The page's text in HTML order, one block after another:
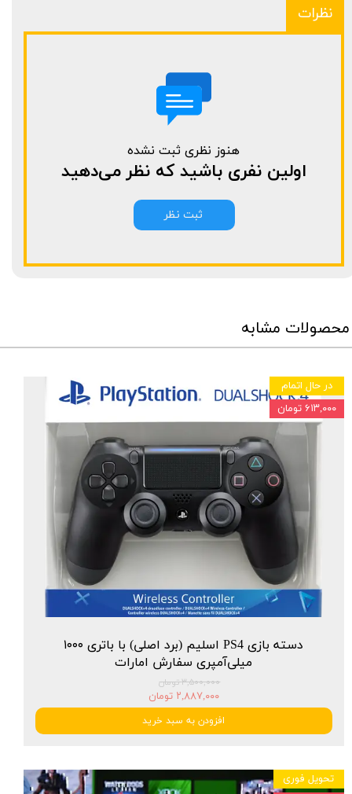
نظرات
هنوز نظری ثبت نشده
اولین نفری باشید که نظر می‌دهید
ثبت نظر
محصولات مشابه
دسته بازی PS4 اسلیم (برد اصلی) با باتری ۱۰۰۰
میلی‌آمپری سفارش امارات
۳,۵۰۰,۰۰۰ تومان
۲,۸۸۷,۰۰۰ تومان
افزودن به سبد خرید
در حال اتمام
۶۱۳,۰۰۰ تومان
تحویل فوری